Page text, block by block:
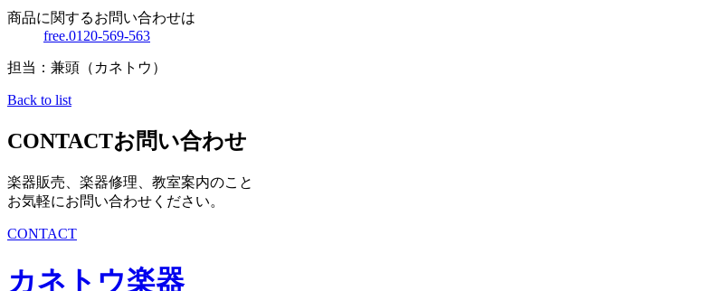
商品に関するお問い合わせは
free.0120-569-563
担当：兼頭（カネトウ）
Back to list
CONTACTお問い合わせ
楽器販売、楽器修理、教室案内のこと
お気軽にお問い合わせください。
CONTACT
カネトウ楽器